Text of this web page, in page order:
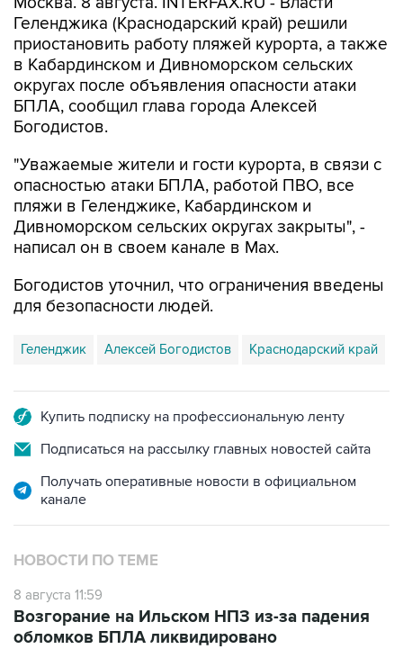
Геленджика (Краснодарский край) решили
приостановить работу пляжей курорта, а также
в Кабардинском и Дивноморском сельских
округах после объявления опасности атаки
БПЛА, сообщил глава города Алексей
Богодистов.
"Уважаемые жители и гости курорта, в связи с
опасностью атаки БПЛА, работой ПВО, все
пляжи в Геленджике, Кабардинском и
Дивноморском сельских округах закрыты", -
написал он в своем канале в Max.
Богодистов уточнил, что ограничения введены
для безопасности людей.
Геленджик Алексей Богодистов Краснодарский край
Купить подписку на профессиональную ленту
Подписаться на рассылку главных новостей сайта
Получать оперативные новости в официальном
канале
НОВОСТИ ПО ТЕМЕ
8 августа 11:59
Возгорание на Ильском НПЗ из-за падения
обломков БПЛА ликвидировано